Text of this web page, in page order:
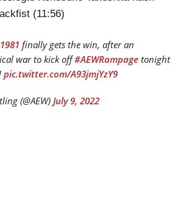
(11:56)
finally gets the win, after an
war to kick off#AEWRampage tonight
pic.twitter.com/A93jmjYzY9
(@AEW) July 9, 2022